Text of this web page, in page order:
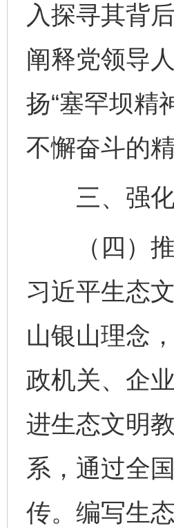
入探寻其背
阐释党领导
扬“塞罕坝精
不懈奋斗的精
三、强化
（四）推
习近平生态
山银山理念
政机关、企
进生态文明
系，通过全
传。编写生